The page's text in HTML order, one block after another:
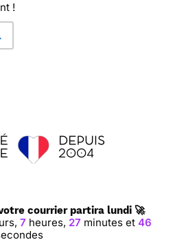
!
courrier partira lundi 🚀
7 heures, 27 minutes et45